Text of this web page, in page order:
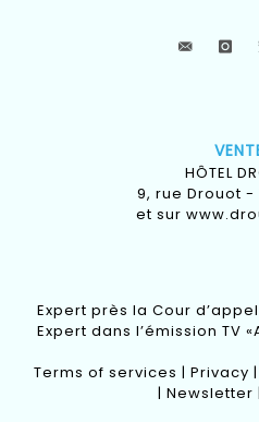
HÔTEL
9, rue Drouot -
et sur
Expert près la Cour
Expert dans l’émission TV
Terms of services | Privacy |
| Newsletter |